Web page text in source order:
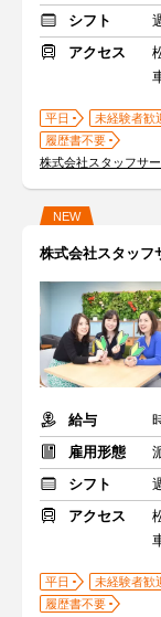
シフト
アクセス
平日 未経験者歓
履歴書不要
株式会社スタッフサ
NEW
株式会社スタッフ
給与
雇用形態
シフト
アクセス
平日 未経験者歓
履歴書不要